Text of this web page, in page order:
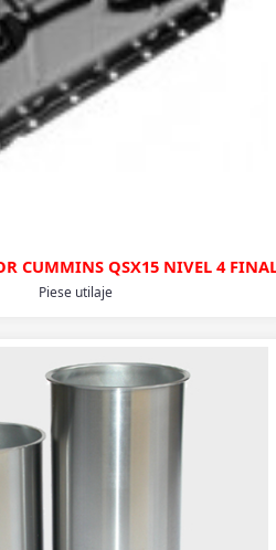
CUMMINS QSX15 NIVEL 4
Piese utilaje